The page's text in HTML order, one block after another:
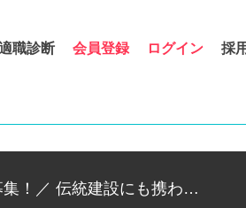
職診断 会員登録 ログイン 採
！／ 伝統建設にも携わ…